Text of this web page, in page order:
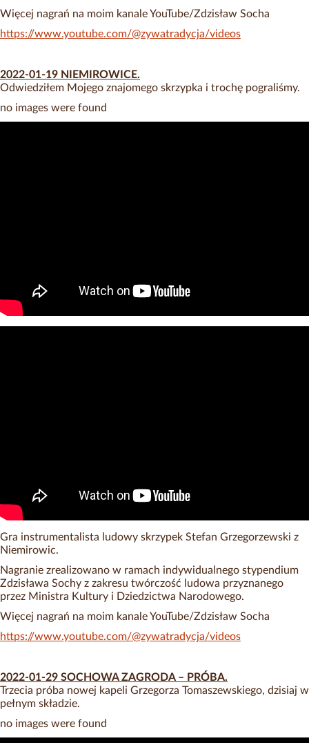
Więcej nagrań na moim kanale YouTube/Zdzisław Socha
https://www.youtube.com/@zywatradycja/videos
2022-01-19 NIEMIROWICE.
Odwiedziłem Mojego znajomego skrzypka i trochę pograliśmy.
no images were found
Gra instrumentalista ludowy skrzypek Stefan Grzegorzewski z
Niemirowic.
Nagranie zrealizowano w ramach indywidualnego stypendium
Zdzisława Sochy z zakresu twórczość ludowa przyznanego
przez Ministra Kultury i Dziedzictwa Narodowego.
Więcej nagrań na moim kanale YouTube/Zdzisław Socha
https://www.youtube.com/@zywatradycja/videos
2022-01-29 SOCHOWA ZAGRODA – PRÓBA.
Trzecia próba nowej kapeli Grzegorza Tomaszewskiego, dzisiaj w
pełnym składzie.
no images were found